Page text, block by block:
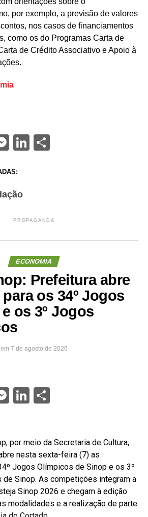
por exemplo, a previsão de valores
nos casos de financiamentos
como os do Programas Carta de
de Crédito Associativo e Apoio à
Messenger
LinkedIn
Share
PROPAGANDA
ECONOMIA
Prefeitura abre
os 34º Jogos
os 3º Jogos
em 7 de agosto de 2026
Messenger
LinkedIn
Share
por meio da Secretaria de Cultura,
nesta sexta-feira (7) as
Jogos Olímpicos de Sinop e os 3º
Sinop. As competições integram a
Sinop 2026 e chegam à edição
modalidades e a realização de parte